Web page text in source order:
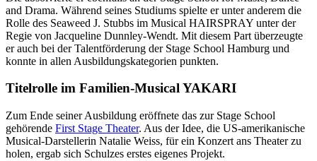
and Drama. Während seines Studiums spielte er unter anderem die
Rolle des Seaweed J. Stubbs im Musical HAIRSPRAY unter der
Regie von Jacqueline Dunnley-Wendt. Mit diesem Part überzeugte
er auch bei der Talentförderung der Stage School Hamburg und
konnte in allen Ausbildungskategorien punkten.
Titelrolle im Familien-Musical YAKARI
Zum Ende seiner Ausbildung eröffnete das zur Stage School
gehörende First Stage Theater. Aus der Idee, die US-amerikanische
Musical-Darstellerin Natalie Weiss, für ein Konzert ans Theater zu
holen, ergab sich Schulzes erstes eigenes Projekt.